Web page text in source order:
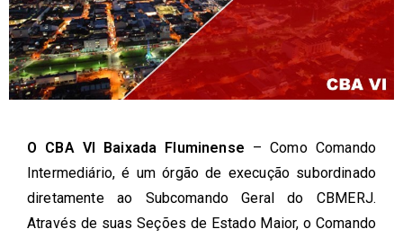
O CBA VI Baixada Fluminense – Como Comando
Intermediário, é um órgão de execução subordinado
diretamente ao Subcomando Geral do CBMERJ.
Através de suas Seções de Estado Maior, o Comando